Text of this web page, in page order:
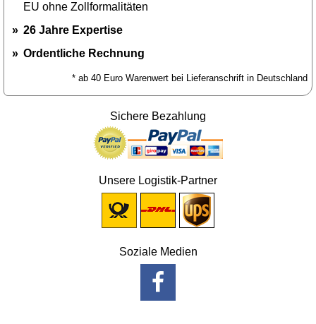
EU ohne Zollformalitäten
26 Jahre Expertise
Ordentliche Rechnung
* ab 40 Euro Warenwert bei Lieferanschrift in Deutschland
Sichere Bezahlung
Unsere Logistik-Partner
Soziale Medien